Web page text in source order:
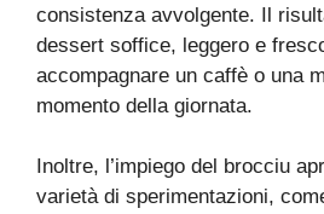
consistenza avvolgente. Il
dessert soffice, leggero e
accompagnare un caffè o una
momento della giornata.
Inoltre, l’impiego del brocciu
varietà di sperimentazioni,